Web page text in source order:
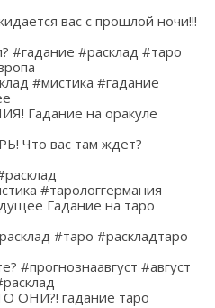
вас с прошлой ночи!!!
#гадание #расклад #таро
#мистика #гадание
Гадание на оракуле
Что вас там ждет?
#тарологгермания
Гадание на таро
#таро #раскладтаро
#прогнознаавгуст #август
ОНИ?! гадание таро